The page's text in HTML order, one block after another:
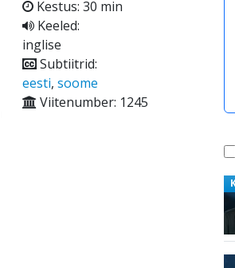
Kestus: 30 min
Keeled:
inglise
Subtiitrid:
eesti, soome
Viitenumber: 1245